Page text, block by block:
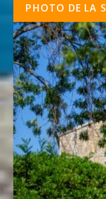
PHOTO DE LA